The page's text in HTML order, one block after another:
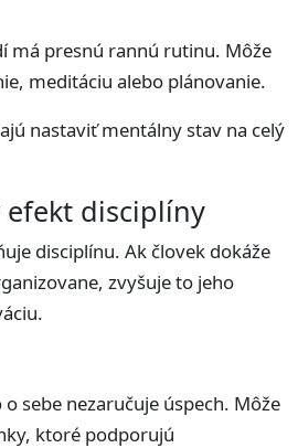
má presnú rannú rutinu. Môže
meditáciu alebo plánovanie.
nastaviť mentálny stav na celý
efekt disciplíny
disciplínu. Ak človek dokáže
zvyšuje to jeho
sebe nezaručuje úspech. Môže
ktoré podporujú